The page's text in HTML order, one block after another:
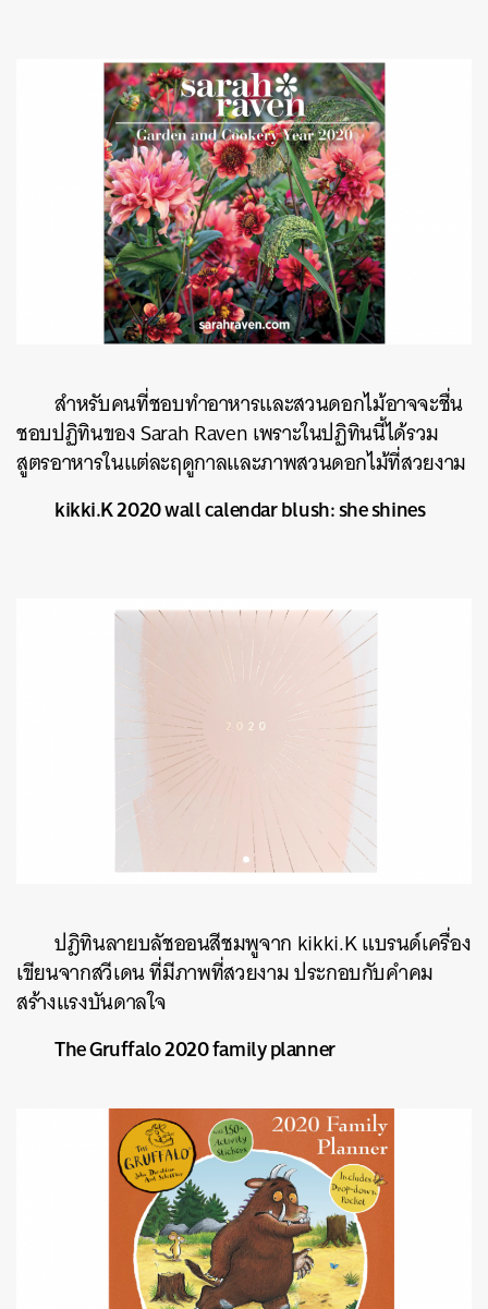
สำหรับคนที่ชอบทำอาหารและสวนดอกไม้อาจจะชื่น
ชอบปฏิทินของ Sarah Raven เพราะในปฏิทินนี้ได้รวม
สูตรอาหารในแต่ละฤดูกาลและภาพสวนดอกไม้ที่สวยงาม
kikki.K 2020 wall calendar blush: she shines
ปฎิทินลายบลัชออนสีชมพูจาก kikki.Kแบรนด์เครื่อง
เขียนจากสวีเดนที่มีภาพที่สวยงามประกอบกับคำคม
สร้างแรงบันดาลใจ
The Gruffalo 2020 family planner